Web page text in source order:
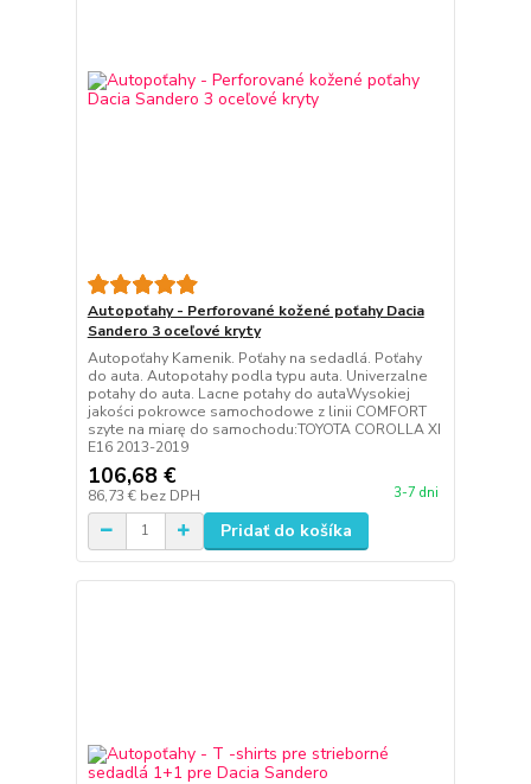
Autopoťahy - Perforované kožené poťahy Dacia
Sandero 3 oceľové kryty
Autopoťahy Kamenik. Poťahy na sedadlá. Poťahy
do auta. Autopotahy podla typu auta. Univerzalne
potahy do auta. Lacne potahy do autaWysokiej
jakości pokrowce samochodowe z linii COMFORT
szyte na miarę do samochodu:TOYOTA COROLLA XI
E16 2013-2019
106,68 €
86,73 € bez DPH 3-7 dni
Pridať do košíka